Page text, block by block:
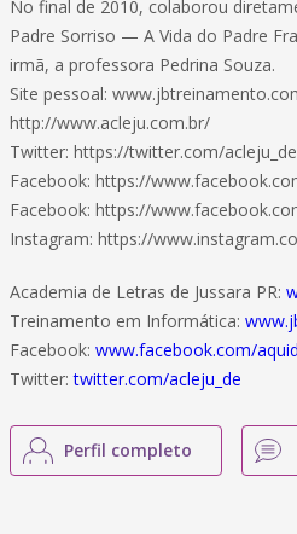
No final de 2010, colaborou
Padre Sorriso — A Vida do Padre
irmã, a professora Pedrina Souza.
Site pessoal:
http://www.acleju.com.br/
Twitter: https://twitter.com/acleju_de
Facebook: https://
Facebook: https://
Instagram: https://
Academia de Letras de Jussara PR:
Treinamento em Informática:
Facebook: www.facebook.com/
Twitter:twitter.com/acleju_de
Perfil completo